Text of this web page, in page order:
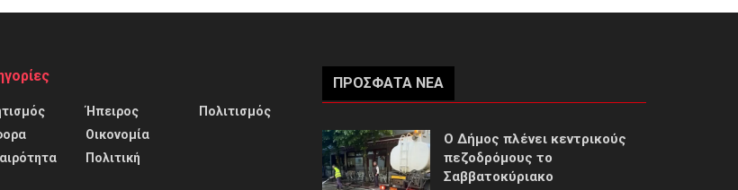
Ήπειρος
Οικονομία
Πολιτική
Πολιτισμός
ΠΡΌΣΦΑΤΑ ΝΈΑ
Ο Δήμος πλένει κεντρικούς
πεζοδρόμους το
Σαββατοκύριακο